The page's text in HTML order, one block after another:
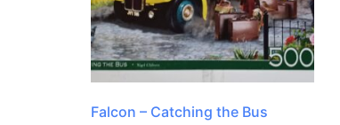
Falcon – Catching the Bus